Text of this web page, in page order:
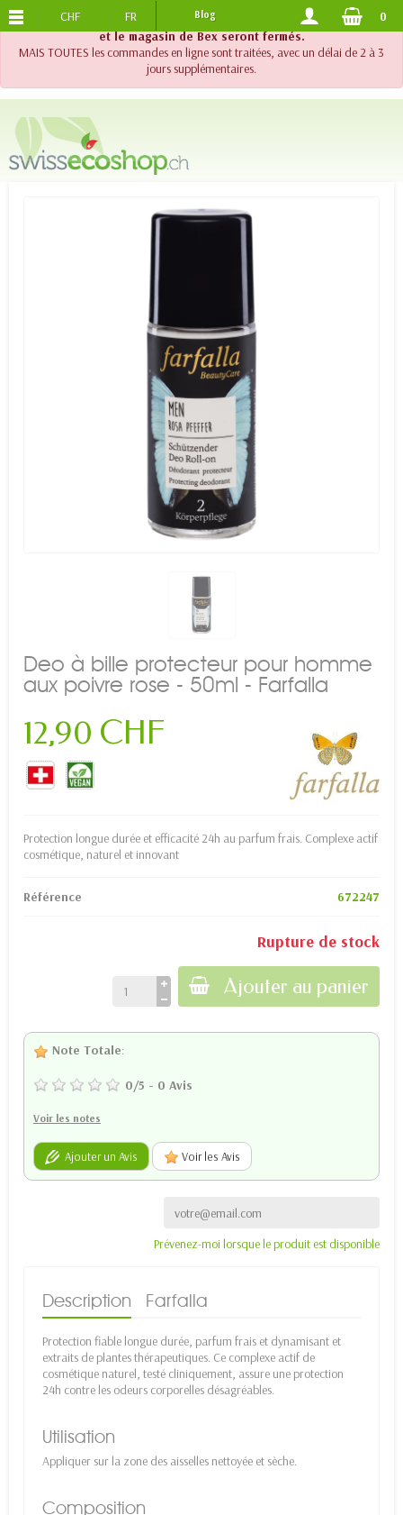
!! Important !! Jusqu'au 20 août 2026, le support téléphonique
et le magasin de Bex seront fermés.
MAIS TOUTES les commandes en ligne sont traitées, avec un délai de 2 à 3
jours supplémentaires.
PORTS OFFERTS DES 120.-
CHF FR Blog 0
Deo à bille protecteur pour homme
aux poivre rose - 50ml - Farfalla
12,90 CHF
Protection longue durée et efficacité 24h au parfum frais. Complexe actif
cosmétique, naturel et innovant
Référence 672247
Rupture de stock
Ajouter au panier
Note Totale:
0/5 - 0 Avis
Voir les notes
Ajouter un Avis Voir les Avis
Prévenez-moi lorsque le produit est disponible
Description Farfalla
Protection fiable longue durée, parfum frais et dynamisant et
extraits de plantes thérapeutiques. Ce complexe actif de
cosmétique naturel, testé cliniquement, assure une protection
24h contre les odeurs corporelles désagréables.
Utilisation
Appliquer sur la zone des aisselles nettoyée et sèche.
Composition